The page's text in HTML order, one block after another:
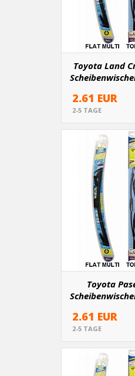
Toyota Land
2.61 EUR
2-5 TAGE
Toyota
2.61 EUR
2-5 TAGE